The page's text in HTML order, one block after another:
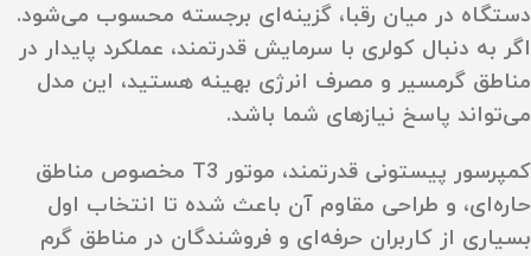
دستگاه در میان رقبا، گزینه‌ای برجسته محسوب می‌شود.
اگر به دنبال کولری با سرمایش قدرتمند، عملکرد پایدار در
مناطق گرمسیر و مصرف انرژی بهینه هستید، این مدل
می‌تواند پاسخ نیازهای شما باشد.
کمپرسور پیستونی قدرتمند، موتور T3 مخصوص مناطق
حاره‌ای، و طراحی مقاوم آن باعث شده تا انتخاب اول
بسیاری از کاربران حرفه‌ای و فروشندگان در مناطق گرم